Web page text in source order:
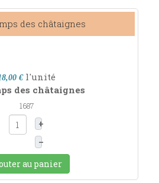
€ l'unité
des châtaignes
1687
+
–
au panier